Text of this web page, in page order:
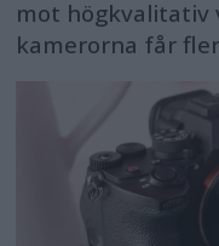
mot högkvalitativ
kamerorna får